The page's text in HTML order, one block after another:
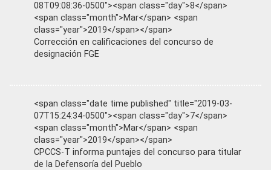
08T09:08:36-0500"><span class="day">8</span>
<span class="month">Mar</span> <span
class="year">2019</span></span>
Corrección en calificaciones del concurso de
designación FGE
<span class="date time published" title="2019-03-
07T15:24:34-0500"><span class="day">7</span>
<span class="month">Mar</span> <span
class="year">2019</span></span>
CPCCS-T informa puntajes del concurso para titular
de la Defensoría del Pueblo